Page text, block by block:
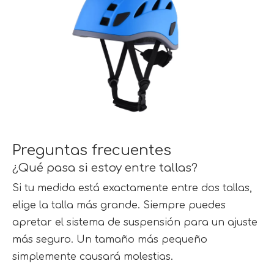
Preguntas frecuentes
¿Qué pasa si estoy entre tallas?
Si tu medida está exactamente entre dos tallas,
elige la talla más grande. Siempre puedes
apretar el sistema de suspensión para un ajuste
más seguro. Un tamaño más pequeño
simplemente causará molestias.